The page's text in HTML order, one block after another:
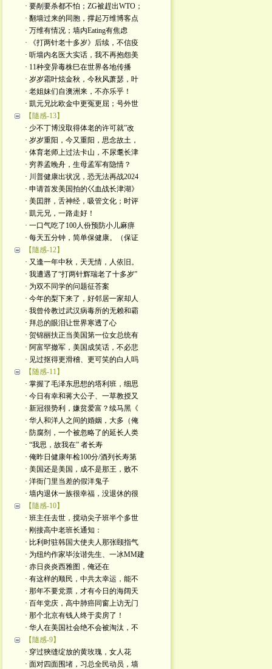
· 要剮要杀都不怕；ZG被趕出WTO；
· 翻墙过来的同胞，撑起万维博客点
· 万维有情况；墙内Eating有焦虑
· 《打两针老十多岁》后续，不信疫
· 听墙内名医大实话，我不再抱怨美
· 11种变异毒株巳在世界各地传播
· 岁岁霜叶炫金秋，今秋风萧瑟，叶
· 老姐妹们自澳洲来，不亦乐乎！
· 凱元兄比欧金中更冤更屈；号外世
【隨感-13】
· 少不丁博没取得体老的许可就”改
· 岁岁重阳，今又重阳，思念故土，
· 体育老师上过法卡山，不尿耄长津
· 穷养孟晚舟，生母孟军有隐情？
· 川普健康出状况，恐无法再战2024
· 申请首发美国拍的巜血战长津湖》
· 美囯胖，舌神经，吸管文化；时评
· 凱元兄，一路走好！
· 一口气吃了100人份预防小儿麻痹
· 每天五分钟，简单保健康。（保证
【隨感-12】
· 又逢一年中秋，天无情，人依旧。
· 我遭遇了“打两针辉瑞老了十多岁”
· 为双不同学的问题征荅案
· 今年的梨下来了，好邻居一家却人
· 我曾伶教过武汉病毒所的无赖和霸
· 拜总的眼泪让世界寒透了心
· 贺锦丽扶正当美国第一位女总统有
· 阿富罕撤军，美国成笑话，不必悲
· 见过抠得更滑稽、更可笑的白人吗
【随感-11】
· 掌握了毛泽东思想的塔利班，细思
· 今日有幸和蒋大公子、一草教授又
· 新冠很势利，嫌贫爱富？续马黑《
· 华人和洋人之间的婚姻，大多（俺
· 防腐剂，一个被忽略了的延长人类
· “我思，故我在” 者长寿
· 俺昨日健康年检100分/酒列长寿第
· 美国还是美国，成不是那王，败不
· 洋衙门里当差的假洋鬼子
· 墙内退休一族很幸福，没退休的很
【隨感-10】
· 班主任去世，搅动尖子班半个多世
· 刚接高中老班长通知：
· 比利时驻韩国大使夫人那张颐指气
· 为纽约作家毕汝谐先生、一冰MM建
· 赤日炎炎西雅图，俺还在
· 有这样的顺民，中共太幸运，能不
· 那年不要党票，才有今日的海阔天
· 百年党庆，高中肺癌同窗上访无门
· 那个北京有钱人终于卖房了！
· 华人在美国社会绝不会被淘汰，不
【隨感-9】
· 穿过狹缝绽放的黄玫瑰，女人花
· 面对四面围堵，习总全民动员，墙